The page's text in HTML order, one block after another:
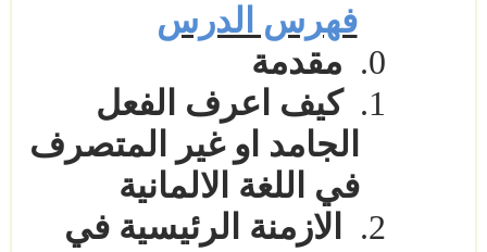
فهرس الدرس
0.
مقدمة
1.
كيف اعرف الفعل
الجامد او غير المتصرف
في اللغة الالمانية
2.
الازمنة الرئيسية في